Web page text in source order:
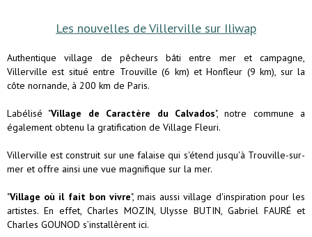
Les nouvelles de Villerville sur Iliwap
Authentique village de pêcheurs bâti entre mer et campagne,
Villerville est situé entre Trouville (6 km) et Honfleur (9 km), sur la
côte nornande, à 200 km de Paris.
Labélisé "Village de Caractère du Calvados", notre commune a
également obtenu la gratification de Village Fleuri.
Villerville est construit sur une falaise qui s'étend jusqu'à Trouville-sur-
mer et offre ainsi une vue magnifique sur la mer.
"Village où il fait bon vivre", mais aussi village d'inspiration pour les
artistes. En effet, Charles MOZIN, Ulysse BUTIN, Gabriel FAURÉ et
Charles GOUNOD s’installèrent ici.